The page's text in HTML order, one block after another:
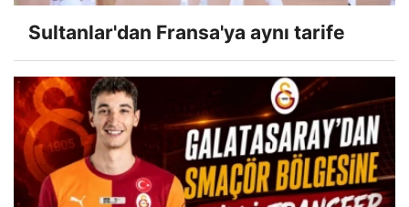
Sultanlar'dan Fransa'ya aynı tarife